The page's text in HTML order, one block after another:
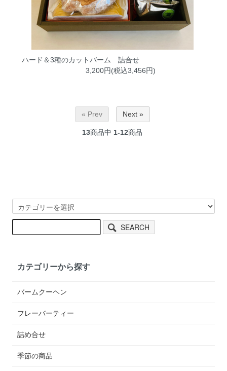
ハード＆3種のカットバーム 詰合せ
3,200円(税込3,456円)
« Prev Next »
13商品中 1-12商品
SEARCH
カテゴリーから探す
バームクーヘン
フレーバーティー
詰め合せ
季節の商品